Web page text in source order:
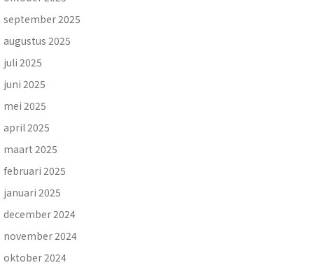
september 2025
augustus 2025
juli 2025
juni 2025
mei 2025
april 2025
maart 2025
februari 2025
januari 2025
december 2024
november 2024
oktober 2024